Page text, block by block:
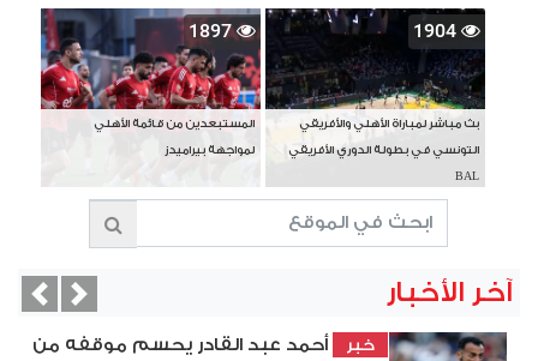
1904
بث مباشر لمباراة الأهلي والأفريقي
التونسي في بطولة الدوري الأفريقي
BAL
1897
المستبعدين من قائمة الأهلي
لمواجهة بيراميدز
آخر الأخبار
خبر
أحمد عبد القادر يحسم موقفه من
Next